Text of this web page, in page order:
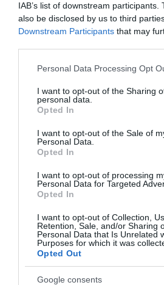
IAB’s list of downstream
also be disclosed by us to third
Downstream Participants that may
Please note that this website/app
not limited to your visit or usage
grant or deny consent to Google and
use your data for below specified
consent section.
Personal Data Processing Opt
I want to opt-out of the Sharing
personal data.
Opted In
I want to opt-out of the Sale of
Personal Data.
Opted In
I want to opt-out of processing
Personal Data for Targeted
Opted In
I want to opt-out of Collection,
Retention, Sale, and/or Sharing
Personal Data that Is Unrelated
Purposes for which it was
Opted Out
Google consents
Φωτό: Freepik
Ακολουθήστε το
Newsκαι μάθετε πρώτοι